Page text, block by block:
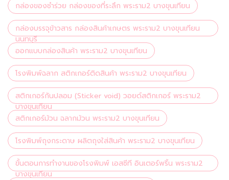
กล่องของชำร่วย กล่องของที่ระลึก พระราม2 บางขุนเทียน
กล่องบรรจุข้าวสาร กล่องสินค้าเกษตร พระราม2 บางขุนเทียน
นนทบุรี
ออกแบบกล่องสินค้า พระราม2 บางขุนเทียน
โรงพิมพ์ฉลาก สติกเกอร์ติดสินค้า พระราม2 บางขุนเทียน
สติกเกอร์กันปลอม (Sticker void) วอยด์สติกเกอร์ พระราม2
บางขุนเทียน
สติกเกอร์ม้วน ฉลากม้วน พระราม2 บางขุนเทียน
โรงพิมพ์ถุงกระดาษ ผลิตถุงใส่สินค้า พระราม2 บางขุนเทียน
ขั้นตอนการทำงานของโรงพิมพ์ เอสซีที อินเตอร์พริ้น พระราม2
บางขุนเทียน